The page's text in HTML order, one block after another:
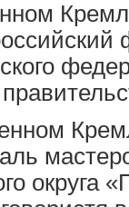
округа